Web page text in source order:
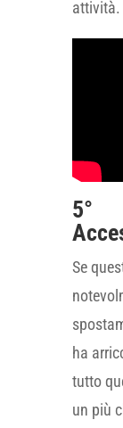
attività.
5°
Se
ha
tutto
un più